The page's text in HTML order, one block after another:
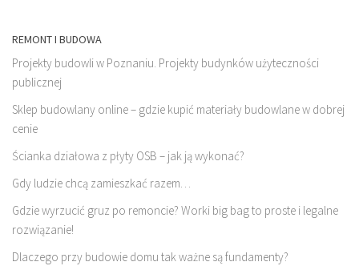
REMONT I BUDOWA
Projekty budowli w Poznaniu. Projekty budynków użyteczności
publicznej
Sklep budowlany online – gdzie kupić materiały budowlane w dobrej
cenie
Ścianka działowa z płyty OSB – jak ją wykonać?
Gdy ludzie chcą zamieszkać razem…
Gdzie wyrzucić gruz po remoncie? Worki big bag to proste i legalne
rozwiązanie!
Dlaczego przy budowie domu tak ważne są fundamenty?